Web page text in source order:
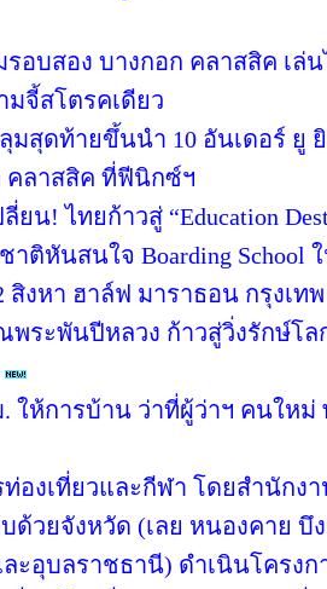
รอบสอง บางกอก คลาสสิค เล่
จี้สโตรคเดียว
มสุดท้ายขึ้นนำ 10 อันเดอร์ ยู
คลาสสิค ที่ฟีนิกซ์ฯ
ยน! ไทยก้าวสู่ “Education
ติหันสนใจ Boarding School
สิงหา ฮาล์ฟ มาราธอน กรุงเท
ระพันปีหลวง ก้าวสู่วิ่งรักษ์โ
ให้การบ้าน ว่าที่ผู้ว่าฯ คนให
ท่องเที่ยวและกีฬา โดยสำนักง
ด้วยจังหวัด (เลย หนองคาย
ะอุบลราชธานี) ดำเนินโครง